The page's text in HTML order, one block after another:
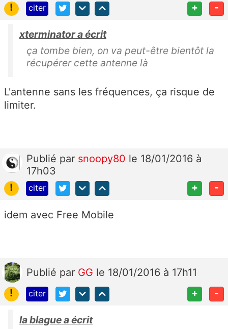
!
citer + -
xterminator a écrit
ça tombe bien, on va peut-être bientôt la
récupérer cette antenne là
L'antenne sans les fréquences, ça risque de
limiter.
Publié par snoopy80 le 18/01/2016 à
17h03
!
citer + -
idem avec Free Mobile
Publié par GG le 18/01/2016 à 17h11
!
citer + -
la blague a écrit